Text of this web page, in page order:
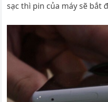
sạc thì pin của máy sẽ bắt